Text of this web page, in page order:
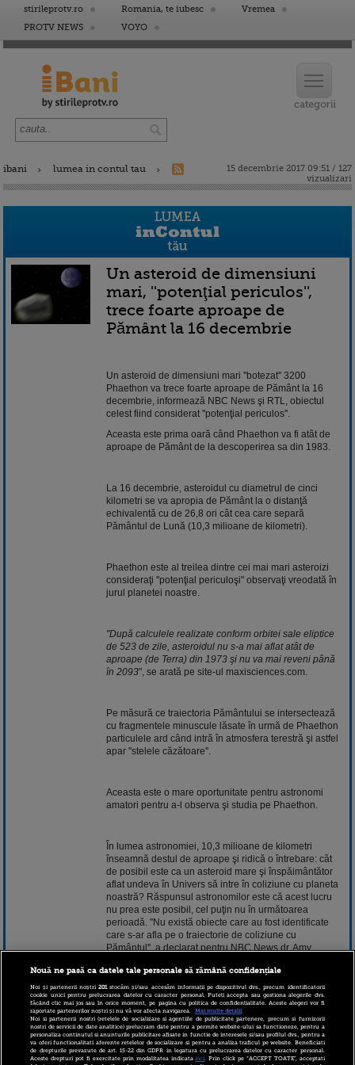
stirileprotv.ro Romania, te iubesc
Vremea
PROTV NEWS
VOYO
ibani lumea in contul tau
15 decembrie 2017 09:51 / 127
vizualizari
Un asteroid de dimensiuni
mari, ''potenţial periculos'',
trece foarte aproape de
Pământ la 16 decembrie
Un asteroid de dimensiuni mari ''botezat'' 3200
Phaethon va trece foarte aproape de Pământ la 16
decembrie, informează NBC News şi RTL, obiectul
celest fiind considerat ''potenţial periculos''.
Aceasta este prima oară când Phaethon va fi atât de
aproape de Pământ de la descoperirea sa din 1983.
La 16 decembrie, asteroidul cu diametrul de cinci
kilometri se va apropia de Pământ la o distanţă
echivalentă cu de 26,8 ori cât cea care separă
Pământul de Lună (10,3 milioane de kilometri).
Phaethon este al treilea dintre cei mai mari asteroizi
consideraţi "potenţial periculoşi" observaţi vreodată în
jurul planetei noastre.
"După calculele realizate conform orbitei sale eliptice
de 523 de zile, asteroidul nu s-a mai aflat atât de
aproape (de Terra) din 1973 şi nu va mai reveni până
în 2093", se arată pe site-ul maxisciences.com.
Pe măsură ce traiectoria Pământului se intersectează
cu fragmentele minuscule lăsate în urmă de Phaethon
particulele ard când intră în atmosfera terestră şi astfel
apar ''stelele căzătoare''.
Aceasta este o mare oportunitate pentru astronomi
amatori pentru a-l observa şi studia pe Phaethon.
În lumea astronomiei, 10,3 milioane de kilometri
înseamnă destul de aproape şi ridică o întrebare: cât
de posibil este ca un asteroid mare şi înspăimântător
aflat undeva în Univers să intre în coliziune cu planeta
noastră? Răspunsul astronomilor este că acest lucru
nu prea este posibil, cel puţin nu în următoarea
perioadă. ''Nu există obiecte care au fost identificate
care s-ar afla pe o traiectorie de coliziune cu
Pământul'', a declarat pentru NBC News dr. Amy
(JPL) din Pasadena, California, Statele Unite.
Potrivit lui Mainzer, astronomii au descoperit
''majoritatea asteroizilor cu adevărat mari din apropiere
de Pământ'' - obiecte cu un diametru de peste un
kilometru. S-a stabilit că niciunul dintre aceştia nu se
Nouă ne pasă ca datele tale personale să rămână confidențiale
Noi și partenerii noștri201stocăm și/sau accesăm informații pe dispozitivul dvs., precum identificatorii
cookie unici pentru prelucrarea datelor cu caracter personal. Puteți accepta sau gestiona alegerile dvs.
făcând clic mai jos sau în orice moment, pe pagina cu politica de confidențialitate. Aceste alegeri vor fi
raportate partenerilor noștri și nu vă vor afecta navigarea.
Mai multe detalii
Noi si partenerii nostri (retelele de socializare si agentiile de publicitate partenere, precum si furnizorii
nostri de servicii de date analitice) prelucram date pentru a permite website-ului sa functioneze, pentru a
personaliza continutul si anunturile publicitare afisate in functie de interesele si/sau profilul dvs., pentru a
va oferi functionalitati aferente retelelor de socializare si pentru a analiza traficul pe website. Beneficiati
de drepturile prevazute de art. 15-22 din GDPR in legatura cu prelucrarea datelor cu caracter personal.
Aceste drepturi pot fi exercitate prin modalitatea indicataaici. Prin click pe “ACCEPT TOATE”, acceptati